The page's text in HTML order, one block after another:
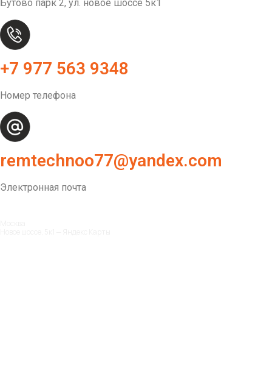
Бутово парк 2, ул. новое шоссе 5к1
+7 977 563 9348
Номер телефона
remtechnoo77@yandex.com
Электронная почта